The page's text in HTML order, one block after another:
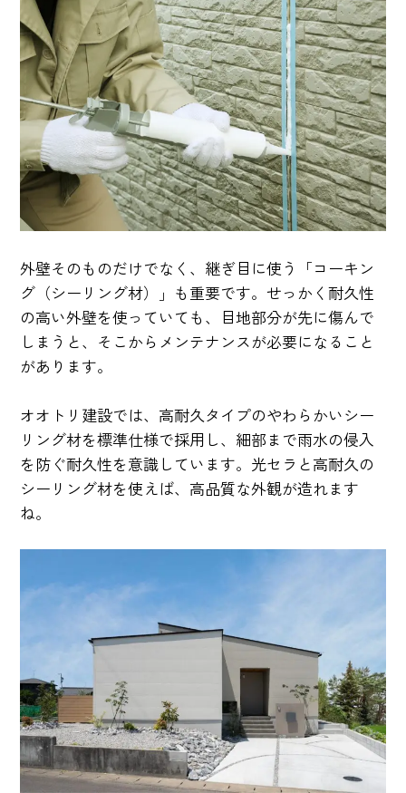
外壁そのものだけでなく、継ぎ目に使う「コーキン
グ（シーリング材）」も重要です。せっかく耐久性
の高い外壁を使っていても、目地部分が先に傷んで
しまうと、そこからメンテナンスが必要になること
があります。
オオトリ建設では、高耐久タイプのやわらかいシー
リング材を標準仕様で採用し、細部まで雨水の侵入
を防ぐ耐久性を意識しています。光セラと高耐久の
シーリング材を使えば、高品質な外観が造れます
ね。